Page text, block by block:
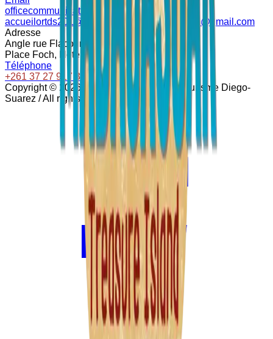
officecommunication201@gmail.com
accueilortds201@gmail.com · detourisme201@gmail.com
Adresse
Angle rue Flacourt, 03 Rue Colbert
Place Foch, Hôtel de ville
Téléphone
+261 37 27 917 37
Copyright © 2026 by Office Régional du Tourisme Diego-
Suarez / All rights reserved.